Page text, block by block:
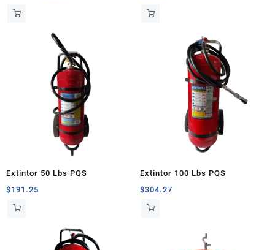
$21.83.
Extintor 50 Lbs PQS
$191.25
Extintor 100 Lbs PQS
$304.27